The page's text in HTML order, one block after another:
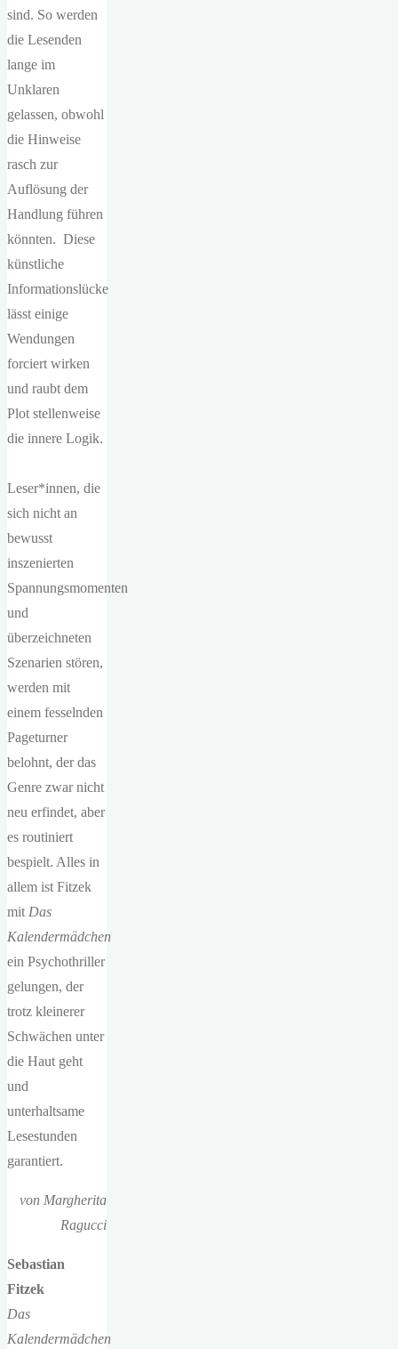
sind. So werden
die Lesenden
lange im
Unklaren
gelassen, obwohl
die Hinweise
rasch zur
Auflösung der
Handlung führen
könnten. Diese
künstliche
Informationslücke
lässt einige
Wendungen
forciert wirken
und raubt dem
Plot stellenweise
die innere Logik.
Leser*innen, die
sich nicht an
bewusst
inszenierten
Spannungsmomenten
und
überzeichneten
Szenarien stören,
werden mit
einem fesselnden
Pageturner
belohnt, der das
Genre zwar nicht
neu erfindet, aber
es routiniert
bespielt. Alles in
allem ist Fitzek
mit Das
Kalendermädchen
ein Psychothriller
gelungen, der
trotz kleinerer
Schwächen unter
die Haut geht
und
unterhaltsame
Lesestunden
garantiert.
von Margherita
Ragucci
Sebastian
Fitzek
Das
Kalendermädchen